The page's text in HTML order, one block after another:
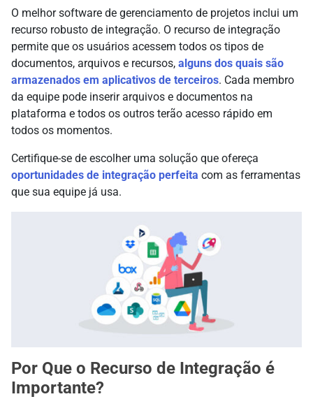
O melhor software de gerenciamento de projetos inclui um
recurso robusto de integração. O recurso de integração
permite que os usuários acessem todos os tipos de
documentos, arquivos e recursos, alguns dos quais são
armazenados em aplicativos de terceiros. Cada membro
da equipe pode inserir arquivos e documentos na
plataforma e todos os outros terão acesso rápido em
todos os momentos.
Certifique-se de escolher uma solução que ofereça
oportunidades de integração perfeita com as ferramentas
que sua equipe já usa.
Por Que o Recurso de Integração é
Importante?